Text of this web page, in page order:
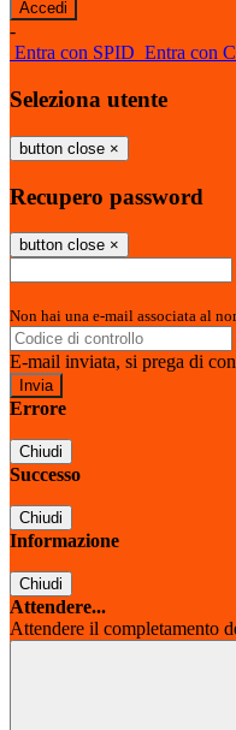
-
Entra con SPID Entra con
Seleziona utente
button close ×
Recupero password
button close ×
Non hai una e-mail associata al
E-mail inviata, si prega di
Errore
Chiudi
Successo
Chiudi
Informazione
Chiudi
Attendere...
Attendere il completamento